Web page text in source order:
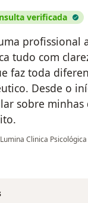
verificada
profissional
tudo com
faz toda
Desde o
sobre minhas
Lumina Clinica Psicológica
Ribeiro